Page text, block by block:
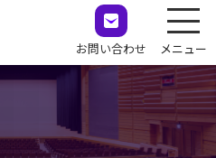
お問い合わせ メニュー